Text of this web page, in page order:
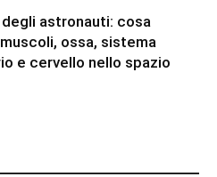
astronauti: cosa
ossa, sistema
e cervello nello spazio